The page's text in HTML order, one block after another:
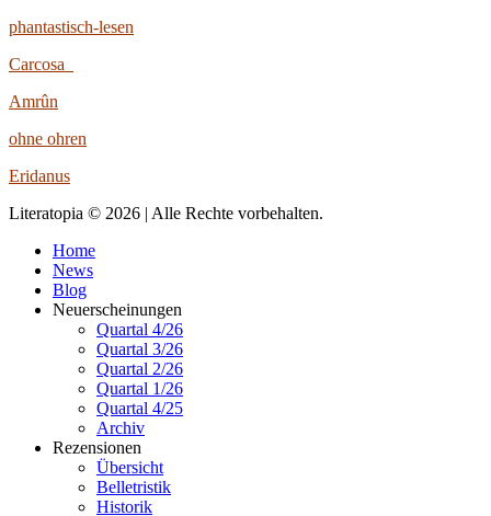
phantastisch-lesen
Carcosa
Amrûn
ohne ohren
Eridanus
Literatopia © 2026 | Alle Rechte vorbehalten.
Home
News
Blog
Neuerscheinungen
Quartal 4/26
Quartal 3/26
Quartal 2/26
Quartal 1/26
Quartal 4/25
Archiv
Rezensionen
Übersicht
Belletristik
Historik